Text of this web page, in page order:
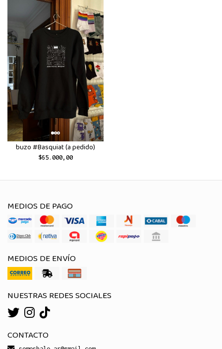
buzo #Basquiat (a pedido)
$65.000,00
MEDIOS DE PAGO
MEDIOS DE ENVÍO
NUESTRAS REDES SOCIALES
CONTACTO